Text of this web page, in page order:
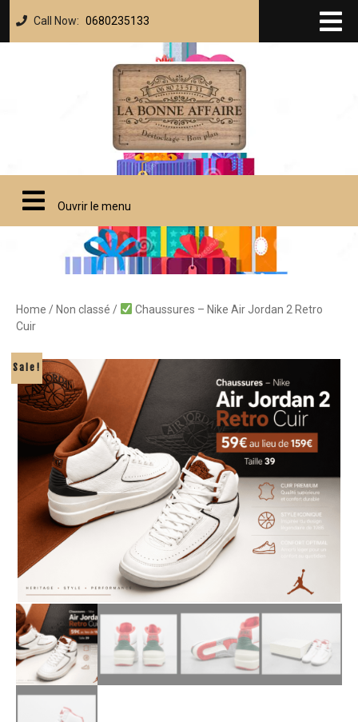
Call Now: 0680235133
Ouvrir le menu
Home / Non classé /
Chaussures – Nike Air Jordan 2 Retro
Cuir
Sale!